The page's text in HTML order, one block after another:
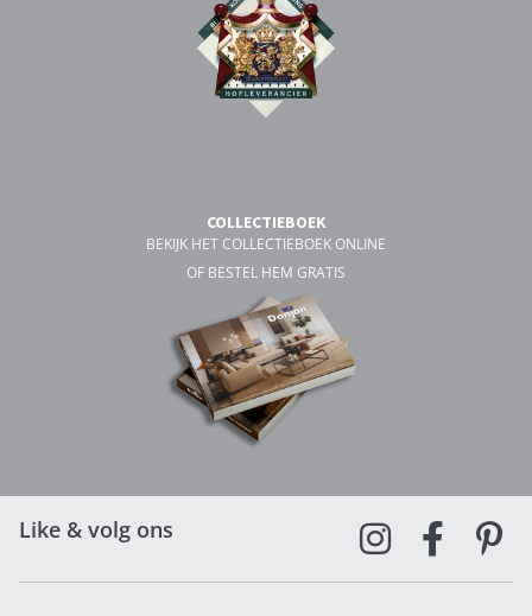
COLLECTIEBOEK
BEKIJK HET COLLECTIEBOEK ONLINE
OF BESTEL HEM GRATIS
Like & volg ons